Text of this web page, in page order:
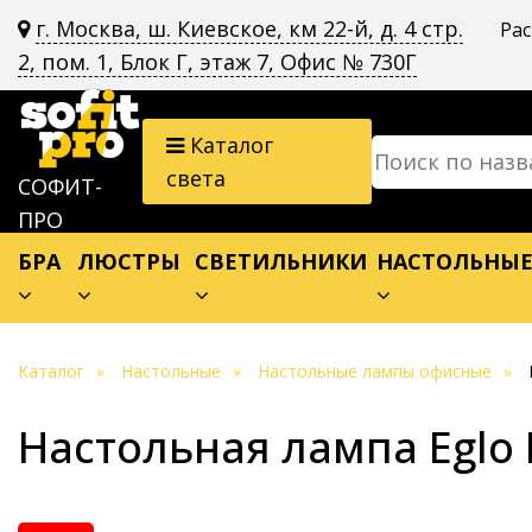
г. Москва, ш. Киевское, км 22-й, д. 4 стр.
2, пом. 1, Блок Г, этаж 7, Офис № 730Г
СОФИТ-
ПРО
Каталог
света
БРА ЛЮСТРЫ СВЕТИЛЬНИКИ НАСТОЛЬНЫЕ
Каталог Настольные Настольные лампы офисные
Настольная лампа Eglo